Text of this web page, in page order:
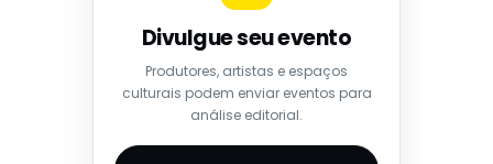
Divulgue seu evento
Produtores, artistas e espaços
culturais podem enviar eventos para
análise editorial.